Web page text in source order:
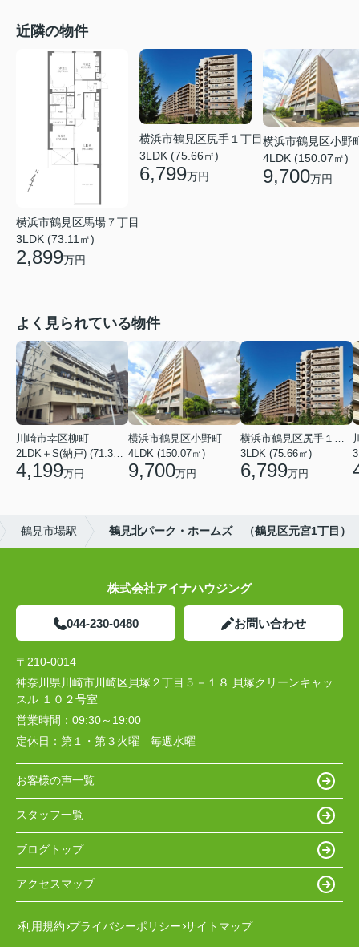
近隣の物件
横浜市鶴見区馬場７丁目
3LDK (73.11㎡)
2,899万円
横浜市鶴見区尻手１丁目
3LDK (75.66㎡)
6,799万円
横浜市鶴見区小野
4LDK (150.07㎡)
9,700万円
よく見られている物件
川崎市幸区柳町
4,199万円
横浜市鶴見区小野町
4LDK (150.07㎡)
9,700万円
3LDK (75.66㎡)
6,799万円
鶴見市場駅 鶴見北パーク・ホームズ （鶴見区元宮1丁目）
株式会社アイナハウジング
044-230-0480 お問い合わせ
〒210-0014
神奈川県川崎市川崎区貝塚２丁目５－１８ 貝塚クリーンキャッ
スル １０２号室
営業時間： 09:30～19:00
定休日： 第１・第３火曜 毎週水曜
お客様の声一覧
スタッフ一覧
ブログトップ
アクセスマップ
利用規約 プライバシーポリシー サイトマップ